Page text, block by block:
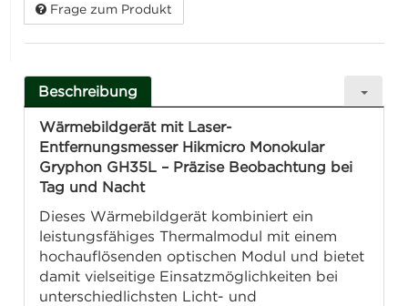
Frage zum Produkt
Beschreibung
Wärmebildgerät mit Laser-
Entfernungsmesser Hikmicro Monokular
Gryphon GH35L – Präzise Beobachtung bei
Tag und Nacht
Dieses Wärmebildgerät kombiniert ein
leistungsfähiges Thermalmodul mit einem
hochauflösenden optischen Modul und bietet
damit vielseitige Einsatzmöglichkeiten bei
unterschiedlichsten Licht- und